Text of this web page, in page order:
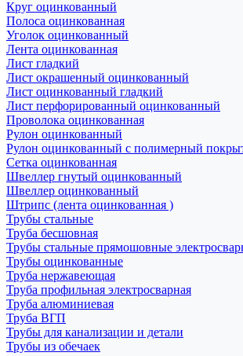
Круг оцинкованный
Полоса оцинкованная
Уголок оцинкованный
Лента оцинкованная
Лист гладкий
Лист окрашенный оцинкованный
Лист оцинкованный гладкий
Лист перфорированный оцинкованный
Проволока оцинкованная
Рулон оцинкованный
Рулон оцинкованный с полимерный
Сетка оцинкованная
Швеллер гнутый оцинкованный
Швеллер оцинкованный
Штрипс (лента оцинкованная )
Трубы стальные
Труба бесшовная
Трубы стальные прямошовные
Трубы оцинкованные
Труба нержавеющая
Труба профильная электросварная
Труба алюминиевая
Труба ВГП
Трубы для канализации и детали
Трубы из обечаек